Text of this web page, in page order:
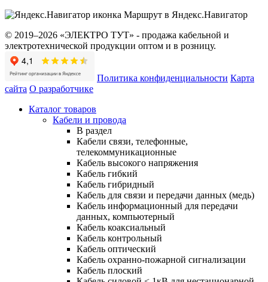
Маршрут в Яндекс.Навигатор
© 2019–2026 «ЭЛЕКТРО ТУТ» - продажа кабельной и
электротехнической продукции оптом и в розницу.
Политика конфиденциальности Карта
сайта О разработчике
Каталог товаров
Кабели и провода
В раздел
Кабели связи, телефонные,
телекоммуникационные
Кабель высокого напряжения
Кабель гибкий
Кабель гибридный
Кабель для связи и передачи данных (медь)
Кабель информационный для передачи
данных, компьютерный
Кабель коаксиальный
Кабель контрольный
Кабель оптический
Кабель охранно-пожарной сигнализации
Кабель плоский